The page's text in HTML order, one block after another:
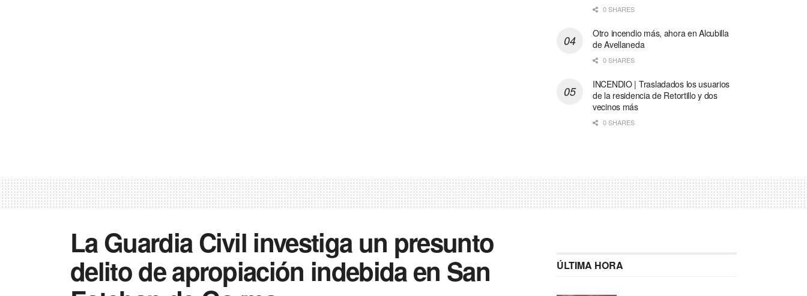
0 SHARES
Otro incendio más, ahora en Alcubilla
de Avellaneda
0 SHARES
INCENDIO | Trasladados los usuarios
de la residencia de Retortillo y dos
vecinos más
0 SHARES
La Guardia Civil investiga un presunto
delito de apropiación indebida en San
ÚLTIMA HORA